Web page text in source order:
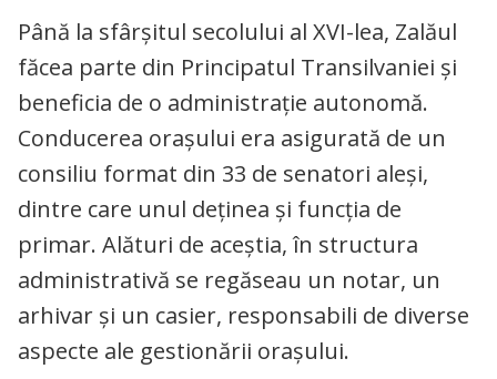
Până la sfârșitul secolului al XVI-lea, Zalăul
făcea parte din Principatul Transilvaniei și
beneficia de o administrație autonomă.
Conducerea orașului era asigurată de un
consiliu format din 33 de senatori aleși,
dintre care unul deținea şi funcția de
primar. Alături de aceștia, în structura
administrativă se regăseau un notar, un
arhivar și un casier, responsabili de diverse
aspecte ale gestionării orașului.